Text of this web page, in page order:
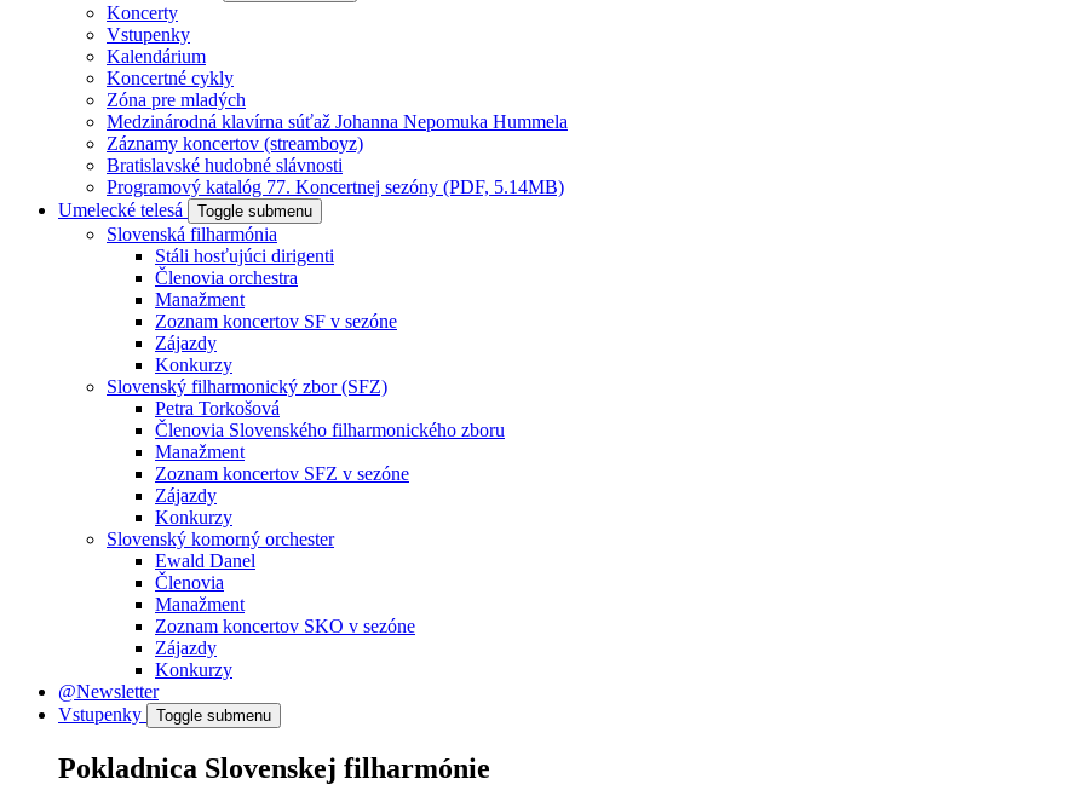
Koncerty
Vstupenky
Kalendárium
Koncertné cykly
Zóna pre mladých
Medzinárodná klavírna súťaž Johanna Nepomuka Hummela
Záznamy koncertov (streamboyz)
Bratislavské hudobné slávnosti
Programový katalóg 77. Koncertnej sezóny (PDF, 5.14MB)
Umelecké telesá
Toggle submenu
Slovenská filharmónia
Stáli hosťujúci dirigenti
Členovia orchestra
Manažment
Zoznam koncertov SF v sezóne
Zájazdy
Konkurzy
Slovenský filharmonický zbor (SFZ)
Petra Torkošová
Členovia Slovenského filharmonického zboru
Manažment
Zoznam koncertov SFZ v sezóne
Zájazdy
Konkurzy
Slovenský komorný orchester
Ewald Danel
Členovia
Manažment
Zoznam koncertov SKO v sezóne
Zájazdy
Konkurzy
@Newsletter
Vstupenky
Toggle submenu
Pokladnica Slovenskej filharmónie